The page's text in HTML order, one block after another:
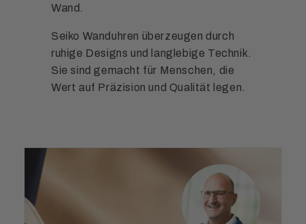
Wand.
Seiko Wanduhren überzeugen durch
ruhige Designs und langlebige Technik.
Sie sind gemacht für Menschen, die
Wert auf Präzision und Qualität legen.